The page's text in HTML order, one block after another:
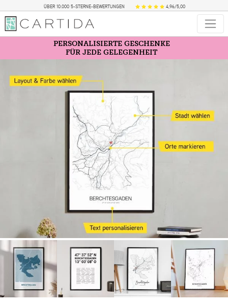
ÜBER 10.000 5-STERNE-BEWERTUNGEN 4,96/5,00
PERSONALISIERTE GESCHENKE
FÜR JEDE GELEGENHEIT